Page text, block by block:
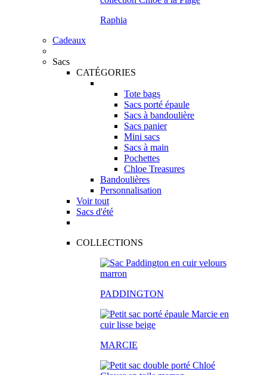
Raphia
Cadeaux
Sacs
CATÉGORIES
Tote bags
Sacs porté épaule
Sacs à bandoulière
Sacs panier
Mini sacs
Sacs à main
Pochettes
Chloe Treasures
Bandoulières
Personnalisation
Voir tout
Sacs d'été
COLLECTIONS
PADDINGTON
MARCIE